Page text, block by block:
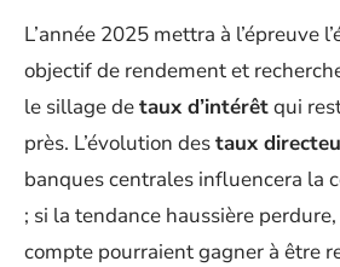
L’année 2025 mettra à l’épreuve
objectif de rendement et
le sillage detaux d’intérêtqui
près. L’évolution destaux
banques centrales influencera la
; si la tendance haussière
compte pourraient gagner à être